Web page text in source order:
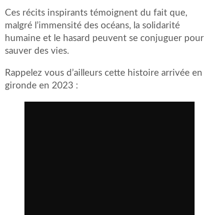
Ces récits inspirants témoignent du fait que,
malgré l’immensité des océans, la solidarité
humaine et le hasard peuvent se conjuguer pour
sauver des vies.
Rappelez vous d’ailleurs cette histoire arrivée en
gironde en 2023 :